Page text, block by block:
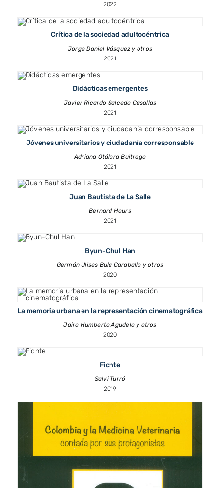
2022
Crítica de la sociedad adultocéntrica
Jorge Daniel Vásquez y otros
2021
Didácticas emergentes
Javier Ricardo Salcedo Casallas
2021
Jóvenes universitarios y ciudadanía corresponsable
Adriana Otálora Buitrago
2021
Juan Bautista de La Salle
Bernard Hours
2021
Byun-Chul Han
Germán Ulises Bula Caraballo y otros
2020
La memoria urbana en la representación cinematográfica
Jairo Humberto Agudelo y otros
2020
Fichte
Salvi Turró
2019